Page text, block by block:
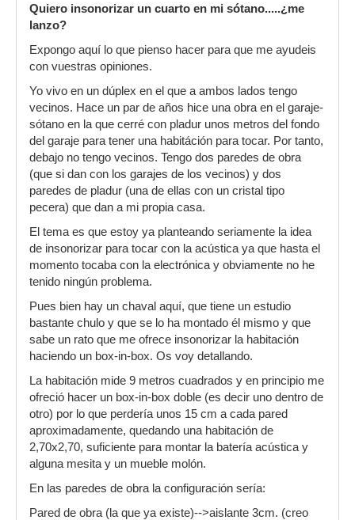
Quiero insonorizar un cuarto en mi sótano.....¿me
lanzo?
Expongo aquí lo que pienso hacer para que me ayudeis
con vuestras opiniones.
Yo vivo en un dúplex en el que a ambos lados tengo
vecinos. Hace un par de años hice una obra en el garaje-
sótano en la que cerré con pladur unos metros del fondo
del garaje para tener una habitáción para tocar. Por tanto,
debajo no tengo vecinos. Tengo dos paredes de obra
(que si dan con los garajes de los vecinos) y dos
paredes de pladur (una de ellas con un cristal tipo
pecera) que dan a mi propia casa.
El tema es que estoy ya planteando seriamente la idea
de insonorizar para tocar con la acústica ya que hasta el
momento tocaba con la electrónica y obviamente no he
tenido ningún problema.
Pues bien hay un chaval aquí, que tiene un estudio
bastante chulo y que se lo ha montado él mismo y que
sabe un rato que me ofrece insonorizar la habitación
haciendo un box-in-box. Os voy detallando.
La habitación mide 9 metros cuadrados y en principio me
ofreció hacer un box-in-box doble (es decir uno dentro de
otro) por lo que perdería unos 15 cm a cada pared
aproximadamente, quedando una habitación de
2,70x2,70, suficiente para montar la batería acústica y
alguna mesita y un mueble molón.
En las paredes de obra la configuración sería:
Pared de obra (la que ya existe)-->aislante 3cm. (creo